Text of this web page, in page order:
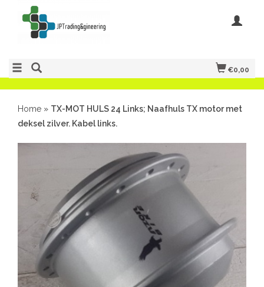
€0,00
Home » TX-MOT HULS 24 Links; Naafhuls TX motor met
deksel zilver. Kabel links.